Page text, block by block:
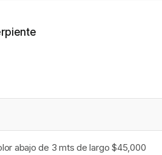
abajo de 3 mts de largo $45,000